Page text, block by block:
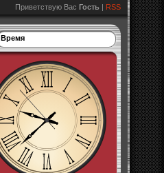
Приветствую Вас Гость | RSS
Время